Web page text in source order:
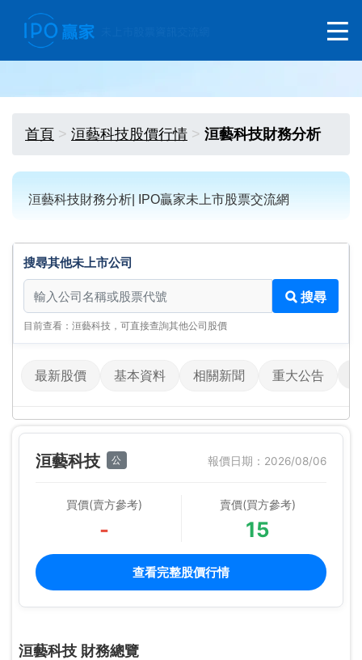
首頁 洹藝科技股價行情 洹藝科技財務分析
洹藝科技財務分析| IPO贏家未上市股票交流網
搜尋其他未上市公司
搜尋其他未上市公司
搜尋
目前查看：洹藝科技，可直接查詢其他公司股價
最新股價 基本資料 相關新聞 重大公告
洹藝科技 公 報價日期：2026/08/06
買價(賣方參考)
-
賣價(買方參考)
15
查看完整股價行情
洹藝科技 財務總覽